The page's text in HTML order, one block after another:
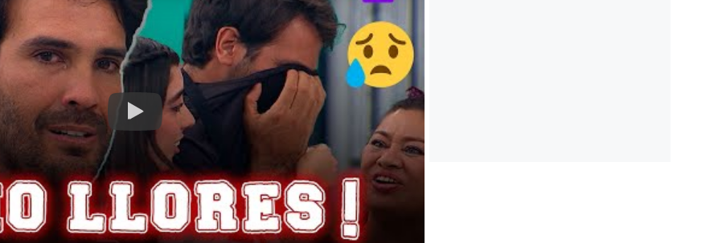
Play